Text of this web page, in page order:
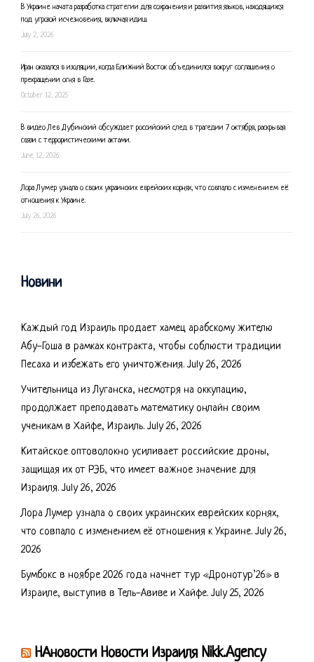
В Украине начата разработка стратегии для сохранения и развития языков, находящихся
под угрозой исчезновения, включая идиш.
July 2, 2026
Иран оказался в изоляции, когда Ближний Восток объединился вокруг соглашения о
прекращении огня в Газе.
October 12, 2025
В видео Лев Дубинский обсуждает российский след в трагедии 7 октября, раскрывая
связи с террористическими актами.
June 12, 2026
Лора Лумер узнала о своих украинских еврейских корнях, что совпало с изменением её
отношения к Украине.
July 26, 2026
Новини
Каждый год Израиль продает хамец арабскому жителю
Абу-Гоша в рамках контракта, чтобы соблюсти традиции
Песаха и избежать его уничтожения. July 26, 2026
Учительница из Луганска, несмотря на оккупацию,
продолжает преподавать математику онлайн своим
ученикам в Хайфе, Израиль. July 26, 2026
Китайское оптоволокно усиливает российские дроны,
защищая их от РЭБ, что имеет важное значение для
Израиля. July 26, 2026
Лора Лумер узнала о своих украинских еврейских корнях,
что совпало с изменением её отношения к Украине. July 26,
2026
Бумбокс в ноябре 2026 года начнет тур «Дронотур’26» в
Израиле, выступив в Тель-Авиве и Хайфе. July 25, 2026
НАновости Новости Израиля Nikk.Agency